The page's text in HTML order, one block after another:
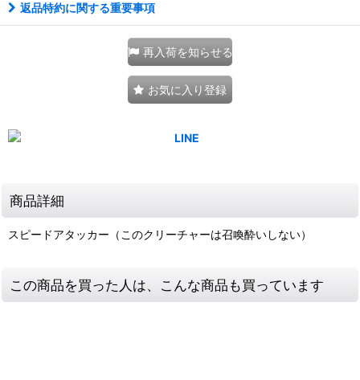
返品特約に関する重要事項
再入荷を知らせる
お気に入り登録
商品詳細
スピードアタッカー（このクリーチャーは召喚酔いしない）
この商品を買った人は、こんな商品も買っています